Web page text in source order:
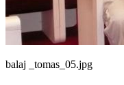
balaj _tomas_05.jpg